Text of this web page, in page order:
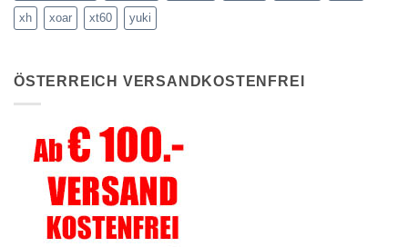
xh xoar xt60 yuki
ÖSTERREICH VERSANDKOSTENFREI